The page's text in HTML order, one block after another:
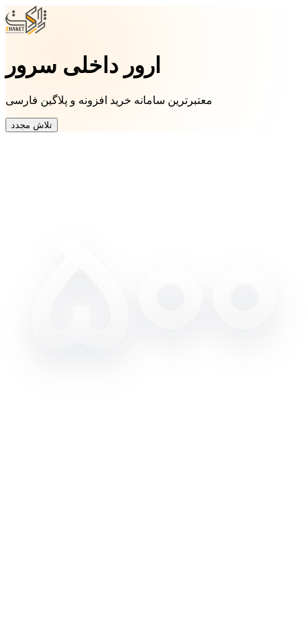
ارور داخلی سرور
معتبرترین سامانه خرید افزونه و پلاگین فارسی
تلاش مجدد